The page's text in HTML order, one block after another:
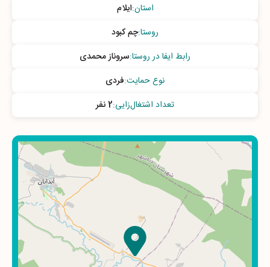
استان:ایلام
روستا:چم کبود
رابط ایفا در روستا:سروناز محمدی
نوع حمایت:فردی
تعداد اشتغال‌زایی:2 نفر